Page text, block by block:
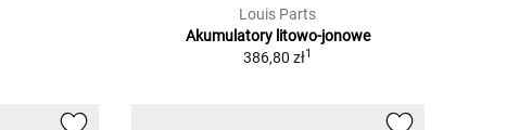
Louis Parts
Akumulatory litowo-jonowe
386,80 zł1